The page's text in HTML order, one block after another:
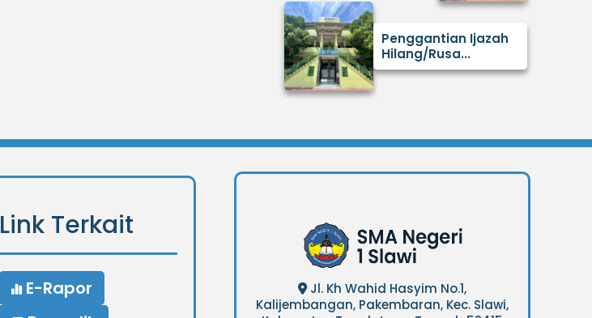
Penggantian Ijazah
Hilang/Rusa...
Link Terkait
E-Rapor
Jl. Kh Wahid Hasyim No.1,
Kalijembangan, Pakembaran, Kec. Slawi,